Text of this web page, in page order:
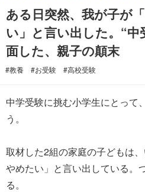
ある日突然、我が子が
い」と言い出した。“中
面した、親子の顛末
#教養 #お受験 #高校受験
中学受験に挑む小学生にとって
う。
取材した2組の家庭の子どもは
やめたい」と言い出している。
る。